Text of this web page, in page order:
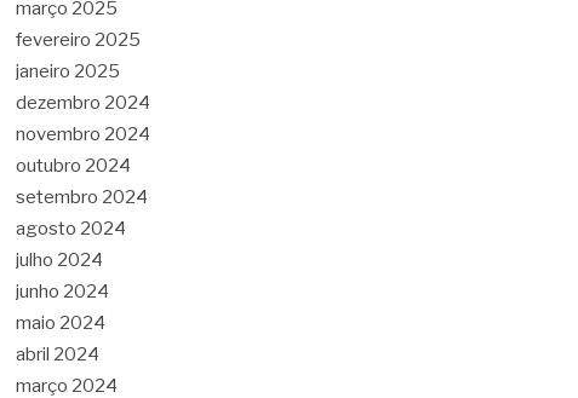
março 2025
fevereiro 2025
janeiro 2025
dezembro 2024
novembro 2024
outubro 2024
setembro 2024
agosto 2024
julho 2024
junho 2024
maio 2024
abril 2024
março 2024